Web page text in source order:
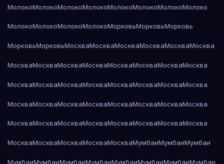
МолокоМолокоМолокоМолокоМолокоМолокоМолокоМолоко
МолокоМолокоМолокоМолокоМорковьМорковьМорковь
МорковьМорковьМоскваМоскваМоскваМоскваМоскваМосква
МоскваМоскваМоскваМоскваМоскваМоскваМоскваМосква
МоскваМоскваМоскваМоскваМоскваМоскваМоскваМосква
МоскваМоскваМоскваМоскваМоскваМоскваМоскваМосква
МоскваМоскваМоскваМоскваМоскваМоскваМоскваМосква
МоскваМоскваМоскваМоскваМоскваМумбаиМумбаиМумбаи
МумбаиМумбаиМумбаиМумбаиМумбаиМумбаиМумбаиМумбаи